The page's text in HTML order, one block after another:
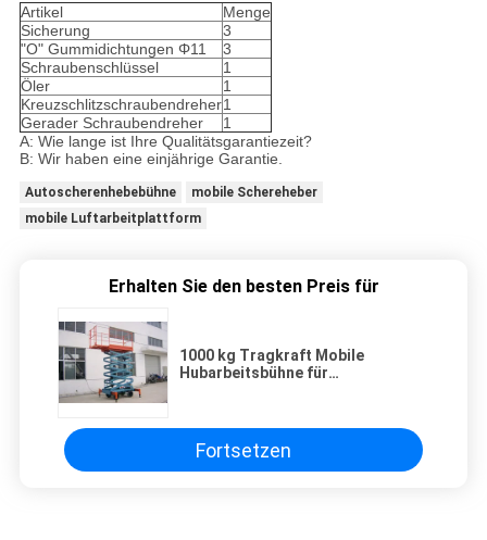
Artikel
Menge
Sicherung
3
"O" Gummidichtungen Φ11
3
Schraubenschlüssel
1
Öler
1
Kreuzschlitzschraubendreher1
Gerader Schraubendreher
1
A: Wie lange ist Ihre Qualitätsgarantiezeit?
B: Wir haben eine einjährige Garantie.
Autoscherenhebebühne
mobile Schereheber
mobile Luftarbeitplattform
Erhalten Sie den besten Preis für
1000 kg Tragkraft Mobile
Hubarbeitsbühne für
Fortsetzen